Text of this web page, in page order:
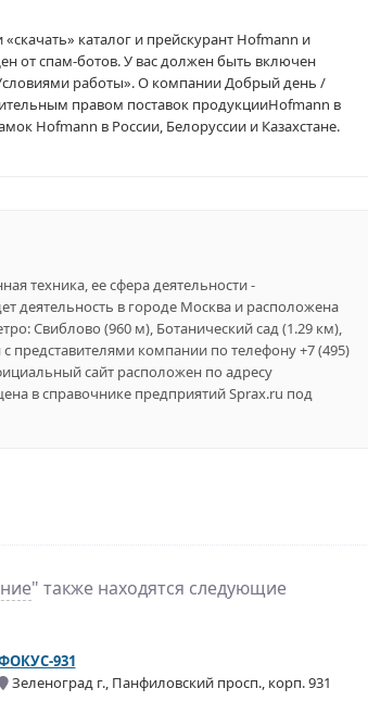
каталог и прейскурант Hofmann и
от спам-ботов. У вас должен быть включен
работы». О компании Добрый день /
правом поставок продукцииHofmann в
Hofmann в России, Белоруссии и Казахстане.
техника, ее сфера деятельности -
деятельность в городе Москва и расположена
Свиблово (960 м), Ботанический сад (1.29 км),
представителями компании по телефону +7 (495)
сайт расположен по адресу
в справочнике предприятий Sprax.ru под
" также находятся следующие
931
Зеленоград г., Панфиловский просп., корп. 931